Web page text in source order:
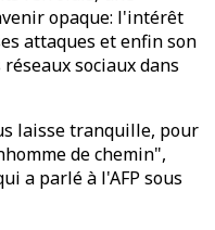
opaque: l'intérêt
attaques et enfin son
sociaux dans
laisse tranquille, pour
de chemin",
a parlé à l'AFP sous